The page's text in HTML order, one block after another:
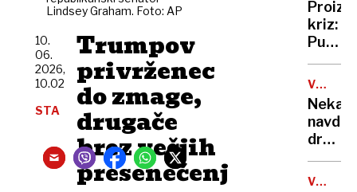
Lindsey Graham. Foto: AP
Trumpov
privrženec
do zmage,
drugače
brez večjih
presenečenj
10.
06.
2026,
10.02
STA
in
rakete
letnica
z
lastni
rekord
kriz:
Putin
je
našel
novo
orožje
za
V
ZDA
drugi